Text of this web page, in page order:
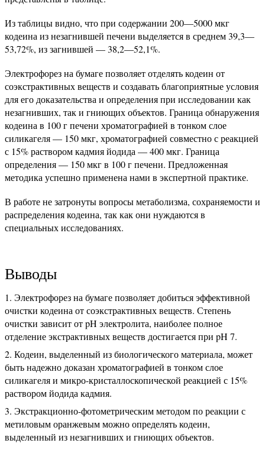
Из таблицы видно, что при содержании 200—5000 мкг
кодеина из незагнившей печени выделяется в среднем 39,3—
53,72%, из загнившей — 38,2—52,1%.
Электрофорез на бумаге позволяет отделять кодеин от
соэкстрактивных веществ и создавать благоприятные условия
для его доказательства и определения при исследовании как
незагнивших, так и гниющих объектов. Граница обнаружения
кодеина в 100 г печени хроматографией в тонком слое
силикагеля — 150 мкг, хроматографией совместно с реакцией
с 15% раствором кадмия йодида — 400 мкг. Граница
определения — 150 мкг в 100 г печени. Предложенная
методика успешно применена нами в экспертной практике.
В работе не затронуты вопросы метаболизма, сохраняемости и
распределения кодеина, так как они нуждаются в
специальных исследованиях.
Выводы
Электрофорез на бумаге позволяет добиться эффективной
очистки кодеина от соэкстрактивных веществ. Степень
очистки зависит от pH электролита, наиболее полное
отделение экстрактивных веществ достигается при pH 7.
Кодеин, выделенный из биологического материала, может
быть надежно доказан хроматографией в тонком слое
силикагеля и микро-кристаллоскопической реакцией с 15%
раствором йодида кадмия.
Экстракционно-фотометрическим методом по реакции с
метиловым оранжевым можно определять кодеин,
выделенный из незагнивших и гниющих объектов.